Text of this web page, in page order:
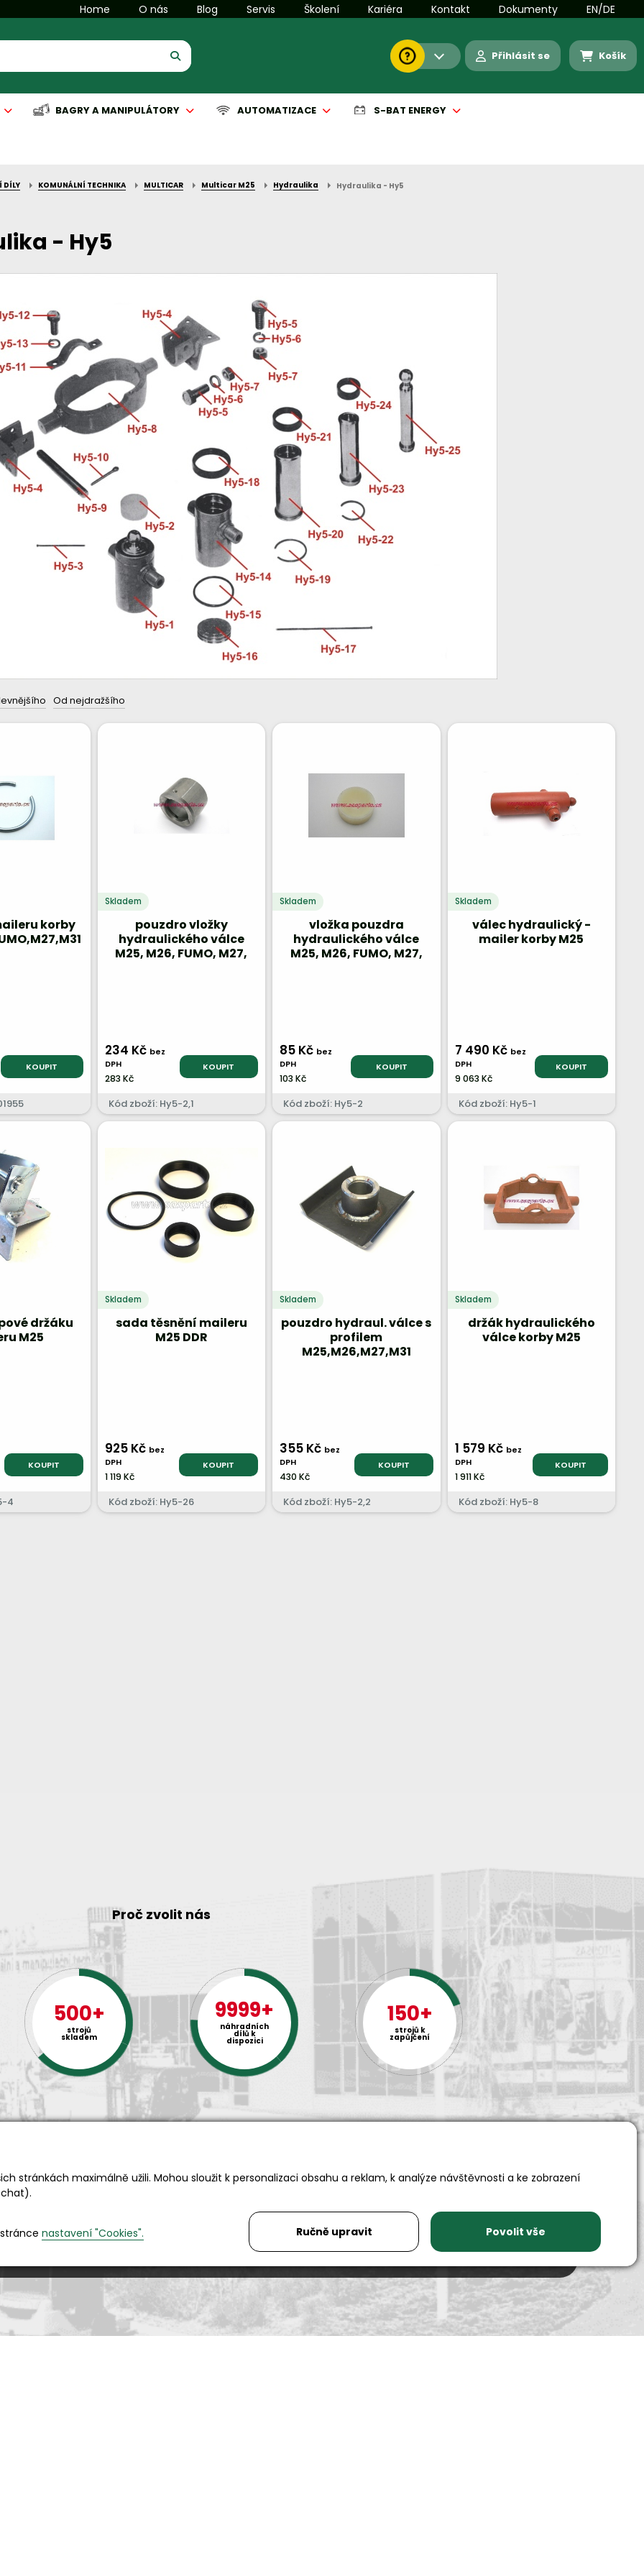
stránkách maximálně užili. Mohou sloužit k personalizaci obsahu a reklam, k analýze návštěvnosti a ke zobrazení
nastavení "Cookies". Ručně upravit Povolit vše
Home O nás Blog Servis Školení Kariéra Kontakt Dokumenty EN/DE
Přihlásit se Košík
BAGRY A MANIPULÁTORY AUTOMATIZACE S-BAT ENERGY
DÍLY KOMUNÁLNÍ TECHNIKA MULTICAR Multicar M25 Hydraulika Hydraulika - Hy5
- Hy5
Od nejdražšího
korby
KOUPIT
Skladem
pouzdro vložky
hydraulického válce
M25, M26, FUMO, M27,
234 Kč bez
DPH
283 Kč
KOUPIT
Kód zboží: Hy5-2,1
Skladem
vložka pouzdra
hydraulického válce
M25, M26, FUMO, M27,
85 Kč bez
DPH
103 Kč
KOUPIT
Kód zboží: Hy5-2
Skladem
válec hydraulický -
mailer korby M25
7 490 Kč bez
DPH
9 063 Kč
KOUPIT
Kód zboží: Hy5-1
držáku
M25
KOUPIT
4
Skladem
sada těsnění maileru
M25 DDR
925 Kč bez
DPH
1 119 Kč
KOUPIT
Kód zboží: Hy5-26
Skladem
pouzdro hydraul. válce s
profilem
M25,M26,M27,M31
355 Kč bez
DPH
430 Kč
KOUPIT
Kód zboží: Hy5-2,2
Skladem
držák hydraulického
válce korby M25
1 579 Kč bez
DPH
1 911 Kč
KOUPIT
Kód zboží: Hy5-8
Proč zvolit nás
500+
strojů
skladem
9999+
náhradních
dílů k
dispozici
150+
strojů k
zapůjčení
Auto SAS s.r.o.
517 01 Solnice